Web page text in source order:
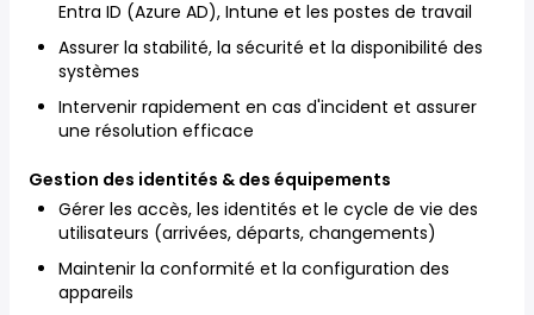
Entra ID (Azure AD), Intune et les postes de travail
Assurer la stabilité, la sécurité et la disponibilité des
systèmes
Intervenir rapidement en cas d'incident et assurer
une résolution efficace
Gestion des identités & des équipements
Gérer les accès, les identités et le cycle de vie des
utilisateurs (arrivées, départs, changements)
Maintenir la conformité et la configuration des
appareils